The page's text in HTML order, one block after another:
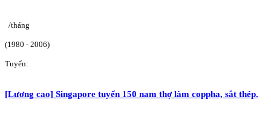
/tháng
(1980 - 2006)
Tuyển:
[Lương cao] Singapore tuyển 150 nam thợ làm coppha, sắt thép.